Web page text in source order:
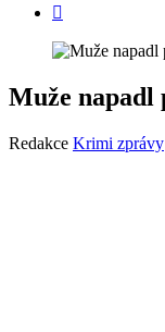
Muže napadl
Redakce Krimi zprávy